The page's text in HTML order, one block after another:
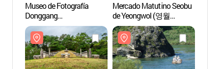
Museo de Fotografía
Donggang
(동강사진박물관)
Mercado Matutino Seobu
de Yeongwol (영월
서부아침시장)